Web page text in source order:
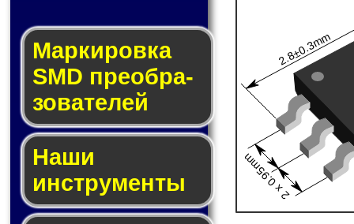
Мар­ки­ров­ка
SMD пре­об­ра­
зо­ва­те­лей
Наши
инструменты
2.8±0.3mm
2 x 0.95mm